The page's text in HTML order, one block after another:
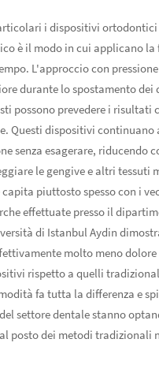
i dispositivi
è il modo in cui applicano la
L'approccio con
durante lo spostamento dei
possono prevedere i risultati
Questi dispositivi continuano
senza esagerare, riducendo
le gengive e altri tessuti
piuttosto spesso con i
effettuate presso il
di Istanbul Aydin
molto meno
rispetto a quelli
fa tutta la differenza e
settore dentale stanno
posto dei metodi tradizionali